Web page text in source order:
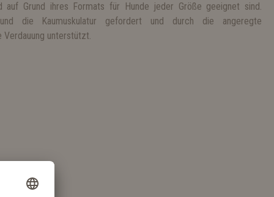
auf Grund ihres Formats für Hunde jeder Größe geeignet sind.
die Kaumuskulatur gefordert und durch die angeregte
Verdauung unterstützt.